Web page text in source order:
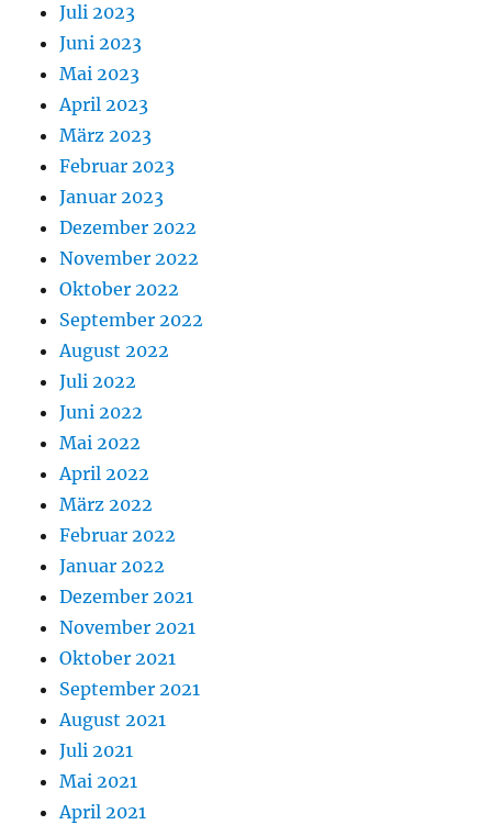
Juli 2023
Juni 2023
Mai 2023
April 2023
März 2023
Februar 2023
Januar 2023
Dezember 2022
November 2022
Oktober 2022
September 2022
August 2022
Juli 2022
Juni 2022
Mai 2022
April 2022
März 2022
Februar 2022
Januar 2022
Dezember 2021
November 2021
Oktober 2021
September 2021
August 2021
Juli 2021
Mai 2021
April 2021